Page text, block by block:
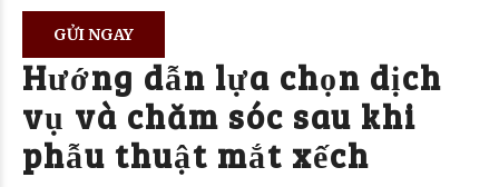
Hướng dẫn lựa chọn dịch
vụ và chăm sóc sau khi
phẫu thuật mắt xếch